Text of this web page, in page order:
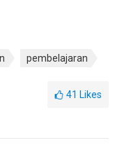
pembelajaran
41 Likes